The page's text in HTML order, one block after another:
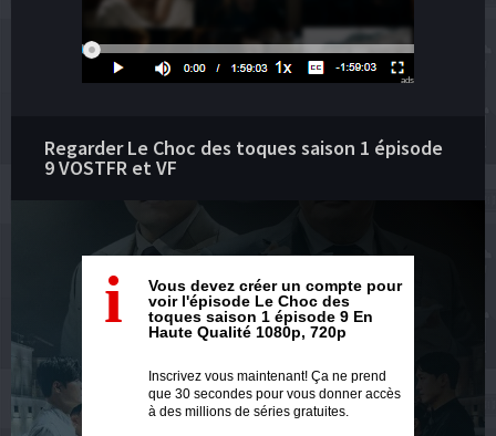
ads
Regarder Le Choc des toques saison 1 épisode
9 VOSTFR et VF
i
Vous devez créer un compte pour
voir l'épisode Le Choc des
toques saison 1 épisode 9 En
Haute Qualité 1080p, 720p
Inscrivez vous maintenant! Ça ne prend
que 30 secondes pour vous donner accès
à des millions de séries gratuites.